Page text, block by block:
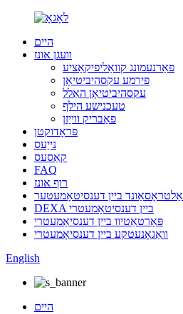
היים
וועגן אונז
פאַרנעמונג קוואַליפיקאַציע
פירמע עקסהיביטיאָן
עקסהיביטיאָן האַלל
טעכנישע הילף
פאַבריק ווייַזן
פּראָדוקטן
נייַעס
קאַסעס
FAQ
רוף אונז
אַלטראַסאַונד ביין דענסיטאָמעטער
DEXA ביין דענסיטאָמעטרי
פּאָרטאַטיוו ביין דענסיאָמעטרי
וואַגאָנעטקע ביין דענסיאָמעטרי
English
היים